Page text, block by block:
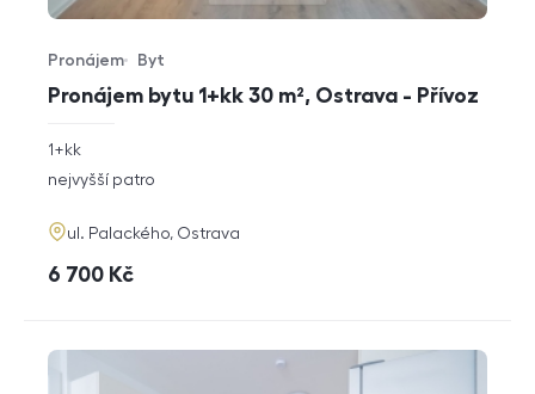
Pronájem bytu 1+kk 30 m², Ostrava - Přívoz
Typ nabídky
Pronájem
Typ nemovitosti
Byt
rozměry
dispozice
1+kk
funkce
nejvyšší patro
adresa
ul. Palackého, Ostrava
cena
6 700 Kč